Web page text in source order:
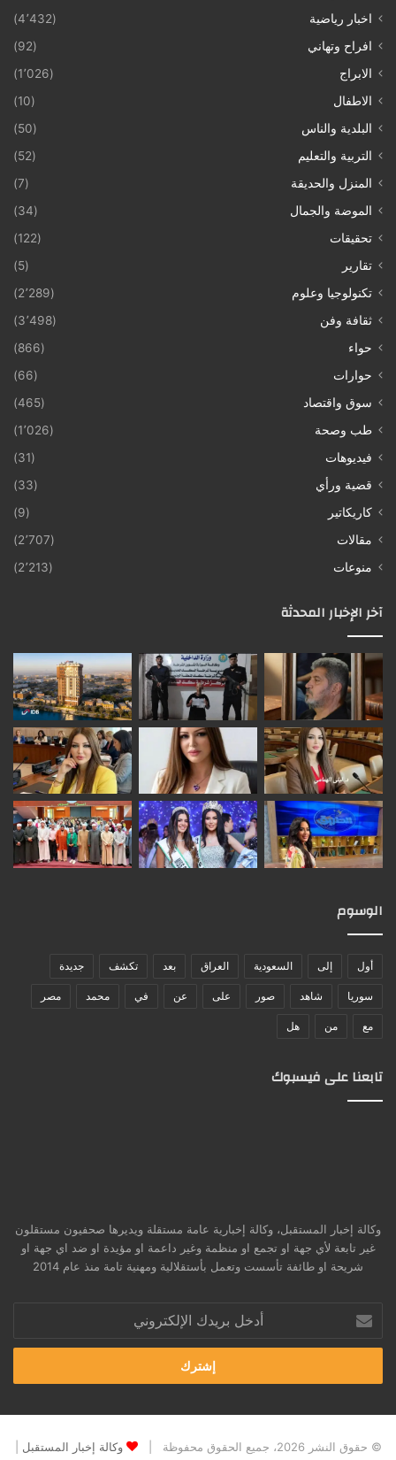
اخبار رياضية
(4٬432)
افراح وتهاني
(92)
الابراج
(1٬026)
الاطفال
(10)
البلدية والناس
(50)
التربية والتعليم
(52)
المنزل والحديقة
(7)
الموضة والجمال
(34)
تحقيقات
(122)
تقارير
(5)
تكنولوجيا وعلوم
(2٬289)
ثقافة وفن
(3٬498)
حواء
(866)
حوارات
(66)
سوق واقتصاد
(465)
طب وصحة
(1٬026)
فيديوهات
(31)
قضية ورأي
(33)
كاريكاتير
(9)
مقالات
(2٬707)
منوعات
(2٬213)
آخر الإخبار المحدثة
الوسوم
أول إلى السعودية العراق بعد تكشف جديدة
سوريا شاهد صور على عن في محمد مصر
مع من هل
تابعنا على فيسبوك
وكالة إخبار المستقبل، وكالة إخبارية عامة مستقلة ويديرها صحفيون مستقلون
غير تابعة لأي جهة او تجمع او منظمة وغير داعمة او مؤيدة او ضد اي جهة او
شريحة او طائفة تأسست وتعمل بأستقلالية ومهنية تامة منذ عام 2014
بريدك
الإلكتروني
© حقوق النشر 2026، جميع الحقوق محفوظة | وكالة إخبار المستقبل